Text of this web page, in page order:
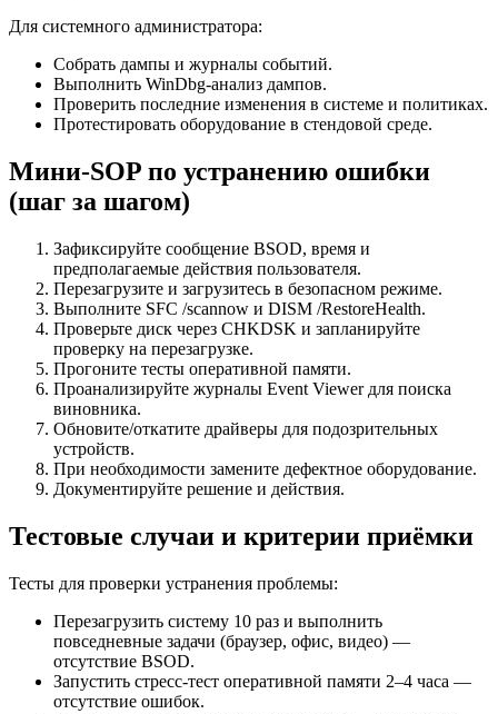
Для системного администратора:
Собрать дампы и журналы событий.
Выполнить WinDbg-анализ дампов.
Проверить последние изменения в системе и политиках.
Протестировать оборудование в стендовой среде.
Мини-SOP по устранению ошибки
(шаг за шагом)
Зафиксируйте сообщение BSOD, время и
предполагаемые действия пользователя.
Перезагрузите и загрузитесь в безопасном режиме.
Выполните SFC /scannow и DISM /RestoreHealth.
Проверьте диск через CHKDSK и запланируйте
проверку на перезагрузке.
Прогоните тесты оперативной памяти.
Проанализируйте журналы Event Viewer для поиска
виновника.
Обновите/откатите драйверы для подозрительных
устройств.
При необходимости замените дефектное оборудование.
Документируйте решение и действия.
Тестовые случаи и критерии приёмки
Тесты для проверки устранения проблемы:
Перезагрузить систему 10 раз и выполнить
повседневные задачи (браузер, офис, видео) —
отсутствие BSOD.
Запустить стресс-тест оперативной памяти 2–4 часа —
отсутствие ошибок.